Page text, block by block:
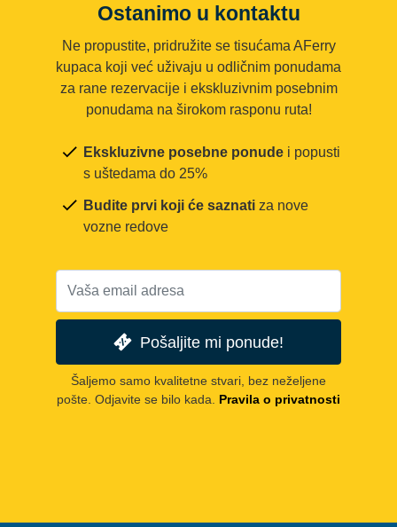
Ostanimo u kontaktu
Ne propustite, pridružite se tisućama AFerry
kupaca koji već uživaju u odličnim ponudama
za rane rezervacije i ekskluzivnim posebnim
ponudama na širokom rasponu ruta!
Ekskluzivne posebne ponude i popusti
s uštedama do 25%
Budite prvi koji će saznati za nove
vozne redove
Pošaljite mi ponude!
Šaljemo samo kvalitetne stvari, bez neželjene
pošte. Odjavite se bilo kada. Pravila o privatnosti